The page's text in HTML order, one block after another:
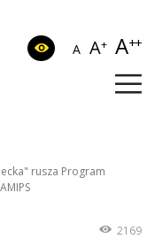
A A+ A++
rusza Program
2169